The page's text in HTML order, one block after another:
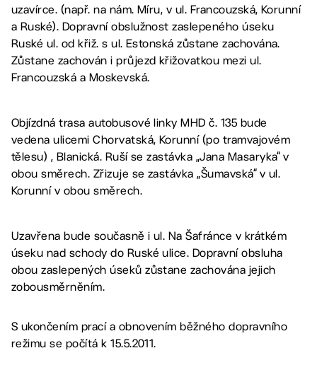
uzavírce. (např. na nám. Míru, v ul. Francouzská, Korunní
a Ruské). Dopravní obslužnost zaslepeného úseku
Ruské ul. od křiž. s ul. Estonská zůstane zachována.
Zůstane zachován i průjezd křižovatkou mezi ul.
Francouzská a Moskevská.
Objízdná trasa autobusové linky MHD č. 135 bude
vedena ulicemi Chorvatská, Korunní (po tramvajovém
tělesu) , Blanická. Ruší se zastávka „Jana Masaryka“ v
obou směrech. Zřizuje se zastávka „Šumavská“ v ul.
Korunní v obou směrech.
Uzavřena bude současně i ul. Na Šafránce v krátkém
úseku nad schody do Ruské ulice. Dopravní obsluha
obou zaslepených úseků zůstane zachována jejich
zobousměrněním.
S ukončením prací a obnovením běžného dopravního
režimu se počítá k 15.5.2011.